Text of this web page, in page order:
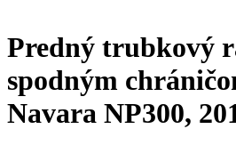
Predný trubkový
spodným
Navara NP300,